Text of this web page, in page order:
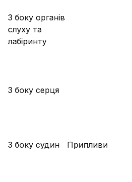
З боку органів
слуху та
лабіринту
З боку серця
З боку судин Припливи